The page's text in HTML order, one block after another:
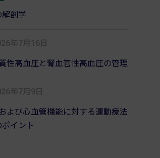
剖学
年7月16日
性高血圧と腎血管性高血圧の管理
年7月9日
よび心血管機能に対する運動療法
イント